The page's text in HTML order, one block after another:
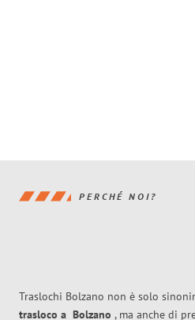
PERCHÉ NOI?
Traslochi Bolzano non è solo
trasloco a Bolzano , ma anche di